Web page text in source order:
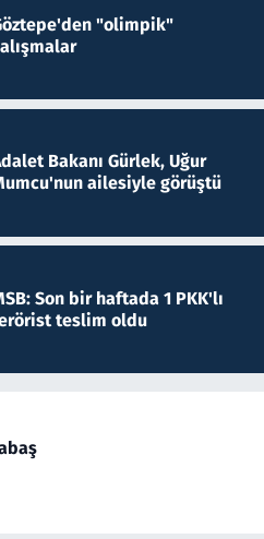
"olimpik"
Bakanı Gürlek, Uğur
ailesiyle görüştü
Son bir haftada 1 PKK'lı
teslim oldu